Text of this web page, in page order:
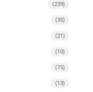
(239)
(35)
(21)
(10)
(75)
(13)